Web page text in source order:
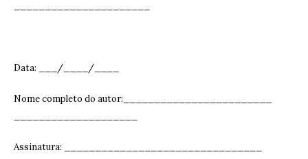
Data: ___/____/____
Nome completo do autor:________________________
Assinatura: ______________________________